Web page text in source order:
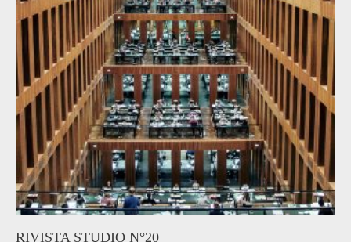
RIVISTA STUDIO N°20